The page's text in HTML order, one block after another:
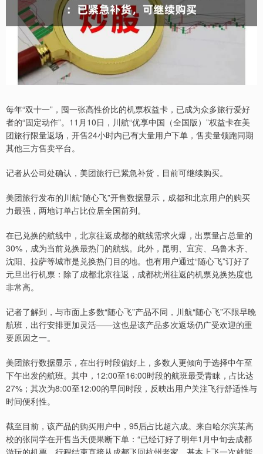
每年“双十一”，囤一张高性价比的机票权益卡，已成为众多旅行爱好
者的“固定动作”。11月10日，川航“优享中国（全国版）”权益卡在美
团旅行限量返场，开售24小时内已有大量用户下单，售卖量领跑同期
其他三方售卖平台。
记者从公司处确认，美团旅行已紧急补货，目前可继续购买。
美团旅行发布的川航“随心飞”开售数据显示，成都和北京用户的购买
力最强，两地订单占比位居全国前列。
在已兑换的航线中，北京往返成都的航线需求火爆，出票量占总量的
30%，成为当前兑换最热门的航线。此外，昆明、宜宾、乌鲁木齐、
沈阳、拉萨等城市是兑换热门目的地。也有用户通过“随心飞”订好了
元旦出行机票：除了成都北京往返，成都杭州往返的机票兑换热度也
非常高。
记者了解到，与市面上多数“随心飞”产品不同，川航“随心飞”不限早晚
航班，出行安排更加灵活——这也是该产品多次返场仍广受欢迎的重
要原因之一。
美团旅行数据显示，在出行时段偏好上，多数人更倾向于选择中午至
下午出发的航班。其中，12:00至16:00时段的航班最受青睐，占比达
27%；其次为8:00至12:00的早间时段，反映出用户关注飞行舒适性与
时间便利性。
截至目前，该产品的购买用户中，95后占比超六成。来自哈尔滨某高
校的张同学在开售当天便果断下单：“已经订好了明年1月中旬去成都